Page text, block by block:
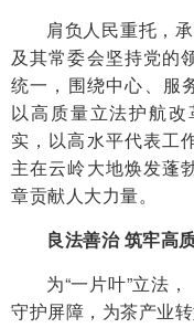
肩负人民重托，
及其常委会坚持党的
统一，围绕中心、服
以高质量立法护航
实，以高水平代表工
主在云岭大地焕发蓬
章贡献人大力量。
良法善治 筑牢高
为“一片叶”立法
守护屏障，为茶产业转